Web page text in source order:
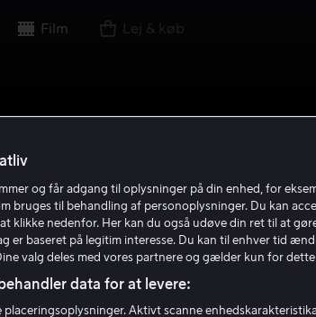
Film Lej & køb
og får adgang til oplysninger på din enhed, for
bruges til behandling af personoplysninger. Du kan
klikke nedenfor. Her kan du også udøve din ret til at
er baseret på legitim interesse. Du kan til enhver tid
valg deles med vores partnere og gælder kun for dette
data for at levere:
Aktivt scanne